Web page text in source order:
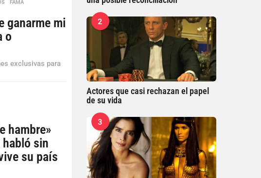
,FAMA
ganarme mi
o
exclusivas para
hambre»
sin
su país
2
Actores que casi rechazan el papel
de su vida
3